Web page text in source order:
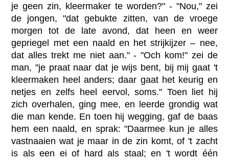
je geen zin, kleermaker te worden?" - "Nou," zei
de jongen, "dat gebukte zitten, van de vroege
morgen tot de late avond, dat heen en weer
gepriegel met een naald en het strijkijzer – nee,
dat alles trekt me niet aan." - "Och kom!" zei de
man, "je praat naar dat je wijs bent, bij mij gaat 't
kleermaken heel anders; daar gaat het keurig en
netjes en zelfs heel eervol, soms." Toen liet hij
zich overhalen, ging mee, en leerde grondig wat
die man kende. En toen hij wegging, gaf de baas
hem een naald, en sprak: "Daarmee kun je alles
vastnaaien wat je maar in de zin komt, of 't zacht
is als een ei of hard als staal; en 't wordt één